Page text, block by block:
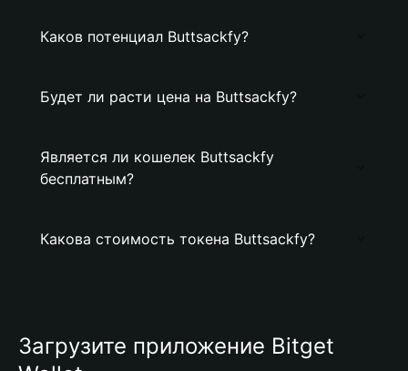
Каков потенциал Buttsackfy?
Будет ли расти цена на Buttsackfy?
Является ли кошелек Buttsackfy
бесплатным?
Какова стоимость токена Buttsackfy?
Загрузите приложение Bitget